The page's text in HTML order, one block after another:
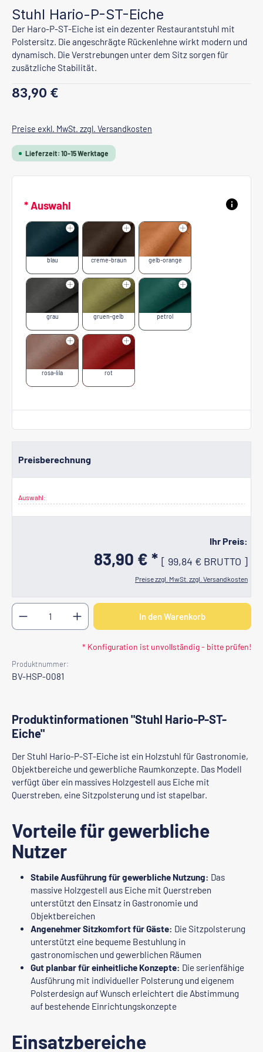
Stuhl Hario-P-ST-Eiche
Der Haro-P-ST-Eiche ist ein dezenter Restaurantstuhl mit
Polstersitz. Die angeschrägte Rückenlehne wirkt modern und
dynamisch. Die Verstrebungen unter dem Sitz sorgen für
zusätzliche Stabilität.
Regulärer Preis:
83,90 €
Preise exkl. MwSt. zzgl. Versandkosten
Lieferzeit: 10-15 Werktage
* Auswahl
blau creme-braun gelb-orange
grau gruen-gelb petrol
rosa-lila rot
Preisberechnung
Auswahl:
Ihr Preis:
83,90 € * [ 99,84 € BRUTTO ]
Preise zzgl. MwSt. zzgl. Versandkosten
Produkt Anzahl: Gib den gewünschten Wert ein
In den Warenkorb
* Konfiguration ist unvollständig - bitte prüfen!
Produktnummer:
BV-HSP-0081
Produktinformationen "Stuhl Hario-P-ST-
Eiche"
Der Stuhl Hario-P-ST-Eiche ist ein Holzstuhl für Gastronomie,
Objektbereiche und gewerbliche Raumkonzepte. Das Modell
verfügt über ein massives Holzgestell aus Eiche mit
Querstreben, eine Sitzpolsterung und ist stapelbar.
Vorteile für gewerbliche
Nutzer
Stabile Ausführung für gewerbliche Nutzung: Das
massive Holzgestell aus Eiche mit Querstreben
unterstützt den Einsatz in Gastronomie und
Objektbereichen
Angenehmer Sitzkomfort für Gäste: Die Sitzpolsterung
unterstützt eine bequeme Bestuhlung in
gastronomischen und gewerblichen Räumen
Gut planbar für einheitliche Konzepte: Die serienfähige
Ausführung mit individueller Polsterung und eigenem
Polsterdesign auf Wunsch erleichtert die Abstimmung
auf bestehende Einrichtungskonzepte
Einsatzbereiche